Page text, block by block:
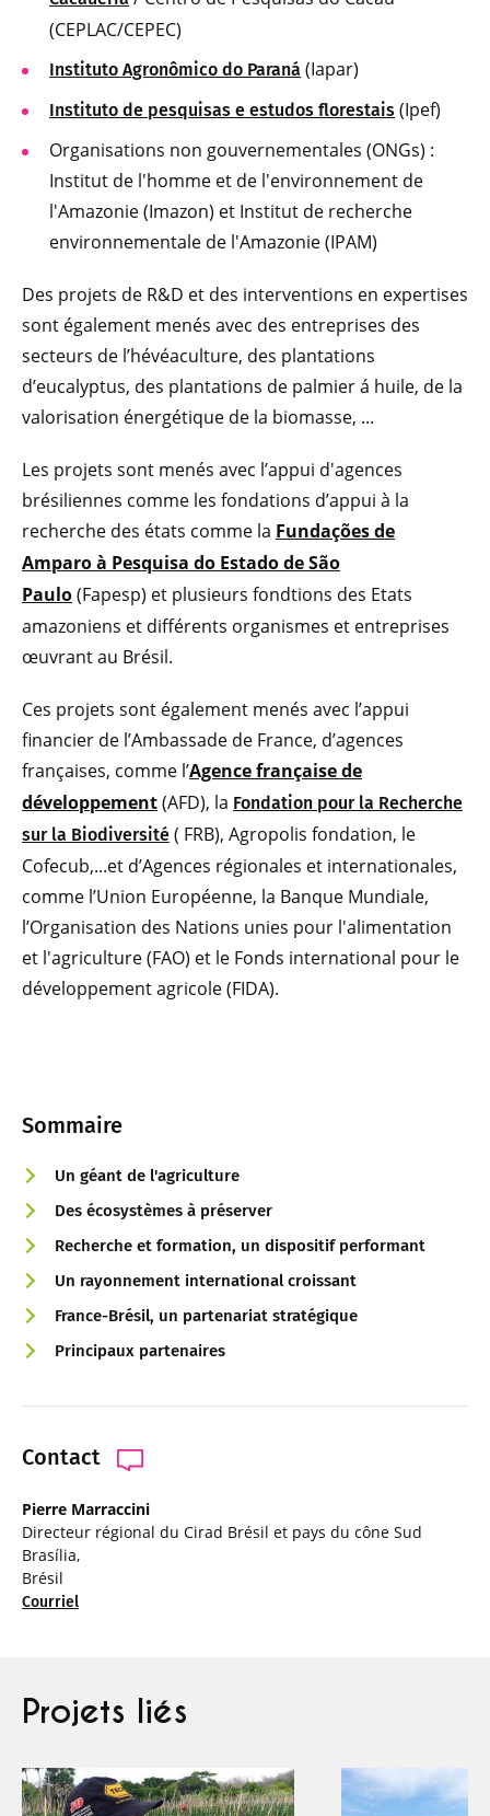
Sommaire
Un géant de l'agriculture
Des écosystèmes à préserver
Recherche et formation, un dispositif performant
Un rayonnement international croissant
France-Brésil, un partenariat stratégique
Principaux partenaires
Contact
Pierre Marraccini
Directeur régional du Cirad Brésil et pays du cône Sud
Brasília,
Brésil
Courriel
(CEPLAC/CEPEC)
Instituto Agronômico do Paraná (Iapar)
Instituto de pesquisas e estudos florestais (Ipef)
Organisations non gouvernementales (ONGs) :
Institut de l'homme et de l'environnement de
l'Amazonie (Imazon) et Institut de recherche
environnementale de l'Amazonie (IPAM)
Des projets de R&D et des interventions en expertises
sont également menés avec des entreprises des
secteurs de l’hévéaculture, des plantations
d’eucalyptus, des plantations de palmier á huile, de la
valorisation énergétique de la biomasse, ...
Les projets sont menés avec l’appui d'agences
brésiliennes comme les fondations d’appui à la
recherche des états comme la Fundações de
Amparo à Pesquisa do Estado de São
Paulo(Fapesp) et plusieurs fondtions des Etats
amazoniens et différents organismes et entreprises
œuvrant au Brésil.
Ces projets sont également menés avec l’appui
financier de l’Ambassade de France, d’agences
françaises, comme l’Agencefrançaise de
développement(AFD), la Fondation pour la Recherche
sur la Biodiversité ( FRB), Agropolis fondation, le
Cofecub,...et d’Agences régionales et internationales,
comme l’Union Européenne, la Banque Mundiale,
l’Organisation des Nations unies pour l'alimentation
et l'agriculture (FAO) et le Fonds international pour le
développement agricole (FIDA).
Projets liés